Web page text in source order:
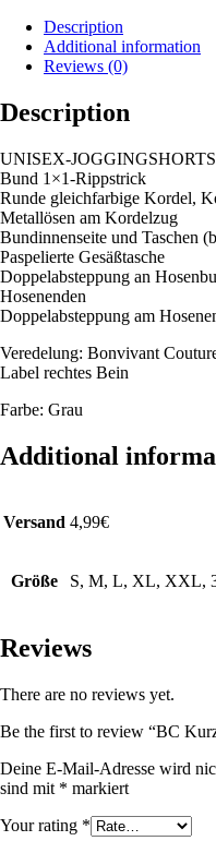
Description
Additional information
Reviews (0)
Description
UNISEX-JOGGINGSHORTS
Bund 1×1-Rippstrick
Runde gleichfarbige Kordel,
Metallösen am Kordelzug
Bundinnenseite und Taschen
Paspelierte Gesäßtasche
Doppelabsteppung an
Hosenenden
Doppelabsteppung am
Veredelung: Bonvivant
Label rechtes Bein
Farbe: Grau
Additional
Versand 4,99€
Größe S, M, L, XL, XXL,
Reviews
There are no reviews yet.
Be the first to review “BC
Deine E-Mail-Adresse wird
sind mit * markiert
Your rating *